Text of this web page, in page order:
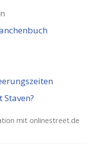
mit onlinestreet.de